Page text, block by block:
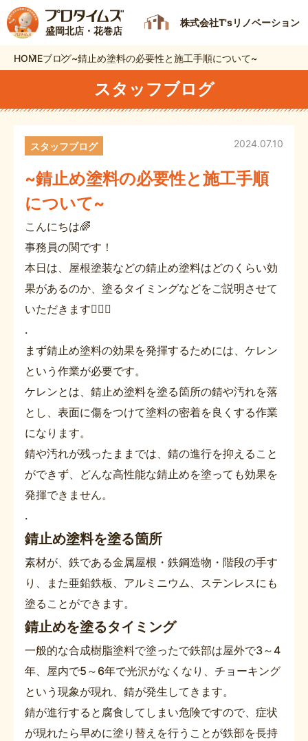
盛岡北店・花巻店
株式会社T'sリノベーション
HOMEブログ~錆止め塗料の必要性と施工手順について~
スタッフブログ
~錆止め塗料の必要性と施工手順
について~
2024.07.10
スタッフブログ
こんにちは🌈
事務員の関です！
本日は、屋根塗装などの錆止め塗料はどのくらい効
果があるのか、塗るタイミングなどをご説明させて
いただきます💁🏻‍♀️
.
まず錆止め塗料の効果を発揮するためには、ケレン
という作業が必要です。
ケレンとは、錆止め塗料を塗る箇所の錆や汚れを落
とし、表面に傷をつけて塗料の密着を良くする作業
になります。
錆や汚れが残ったままでは、錆の進行を抑えること
ができず、どんな高性能な錆止めを塗っても効果を
発揮できません。
.
錆止め塗料を塗る箇所
素材が、鉄である金属屋根・鉄鋼造物・階段の手す
り、また亜鉛鉄板、アルミニウム、ステンレスにも
塗ることができます。
錆止めを塗るタイミング
一般的な合成樹脂塗料で塗ったで鉄部は屋外で3～4
年、屋内で5～6年で光沢がなくなり、チョーキング
という現象が現れ、錆が発生してきます。
錆が進行すると腐食してしまい危険ですので、症状
が現れたら早めに塗り替えを行うことが鉄部を長持